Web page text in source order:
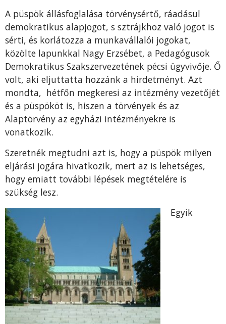
A püspök állásfoglalása törvénysértő, ráadásul
demokratikus alapjogot, s sztrájkhoz való jogot is
sérti, és korlátozza a munkavállalói jogokat,
közölte lapunkkal Nagy Erzsébet, a Pedagógusok
Demokratikus Szakszervezetének pécsi ügyvivője. Ő
volt, aki eljuttatta hozzánk a hirdetményt. Azt
mondta, hétfőn megkeresi az intézmény vezetőjét
és a püspököt is, hiszen a törvények és az
Alaptörvény az egyházi intézményekre is
vonatkozik.
Szeretnék megtudni azt is, hogy a püspök milyen
eljárási jogára hivatkozik, mert az is lehetséges,
hogy emiatt további lépések megtételére is
szükség lesz.
Egyik